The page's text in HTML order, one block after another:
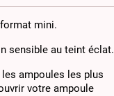
mini.
sensible au teint éclat.
ampoules les plus
votre ampoule